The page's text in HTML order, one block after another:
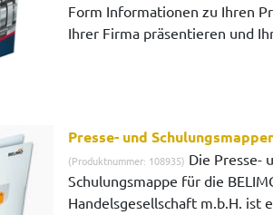
Form Informationen zu Ihren
Ihrer Firma präsentieren und
Presse- und
(Produktnummer: 108935) Die Presse-
Schulungsmappe für die
Handelsgesellschaft m.b.H. ist